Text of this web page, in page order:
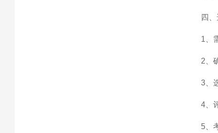
四、选
1、需
2、确
3、选
4、评
5、考